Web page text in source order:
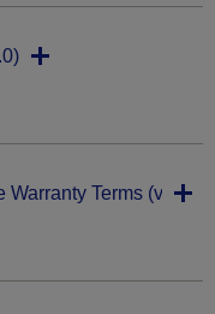
Terms (v1.0)